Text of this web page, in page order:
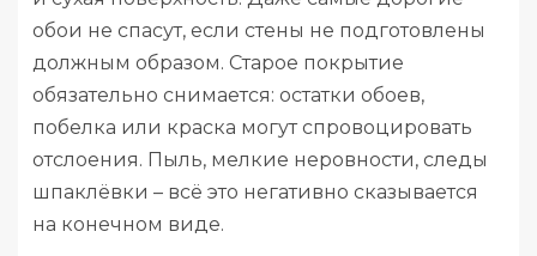
обои не спасут, если стены не подготовлены
должным образом. Старое покрытие
обязательно снимается: остатки обоев,
побелка или краска могут спровоцировать
отслоения. Пыль, мелкие неровности, следы
шпаклёвки – всё это негативно сказывается
на конечном виде.